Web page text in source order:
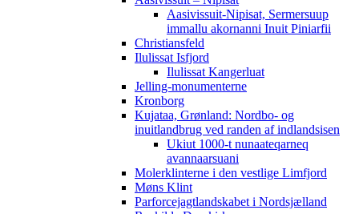
Aasivissuit-Nipisat, Sermersuup
immallu akornanni Inuit Piniarfii
Christiansfeld
Ilulissat Isfjord
Ilulissat Kangerluat
Jelling-monumenterne
Kronborg
Kujataa, Grønland: Nordbo- og
inuitlandbrug ved randen af indlandsisen
Ukiut 1000-t nunaateqarneq
avannaarsuani
Molerklinterne i den vestlige Limfjord
Møns Klint
Parforcejagtlandskabet i Nordsjælland